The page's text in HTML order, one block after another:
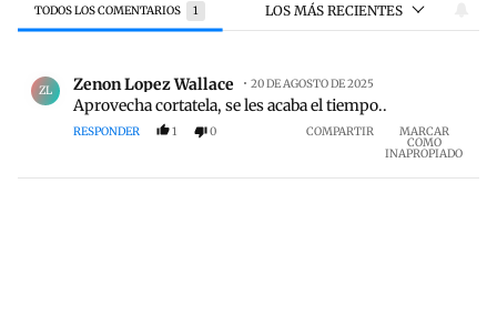
TODOS LOS COMENTARIOS 1 LOS MÁS RECIENTES
Todos los comentarios
ZL Zenon Lopez Wallace 20 DE AGOSTO DE 2025
Aprovecha cortatela, se les acaba el tiempo..
RESPONDER 1 0 COMPARTIR MARCAR
COMO
INAPROPIADO